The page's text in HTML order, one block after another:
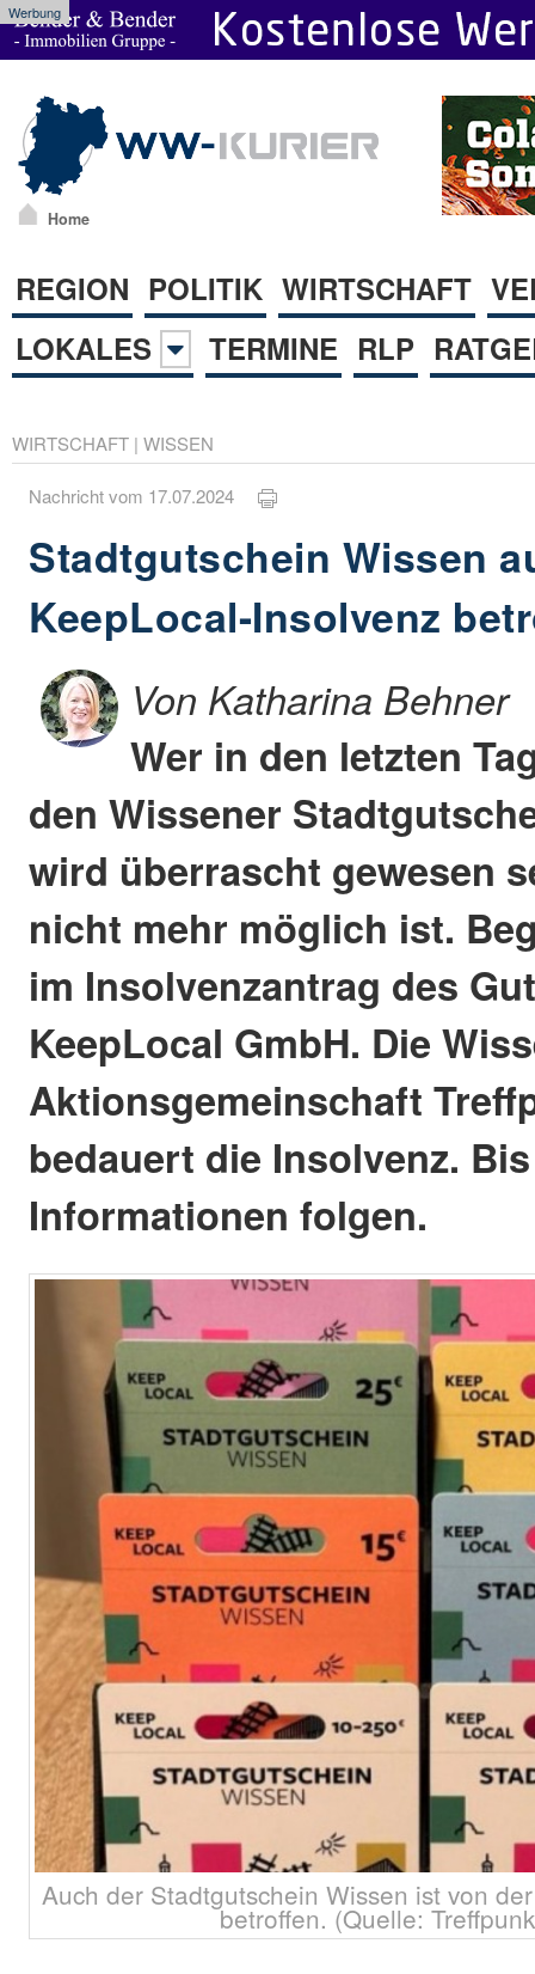
Werbung
Home
REGION POLITIK WIRTSCHAFT
LOKALES
TERMINE RLP
WIRTSCHAFT | WISSEN
Nachricht vom 17.07.2024
Stadtgutschein Wissen
KeepLocal-Insolvenz
Von Katharina Behner
Wer in den letzten
den Wissener
wird überrascht gewesen
nicht mehr möglich ist.
im Insolvenzantrag des
KeepLocal GmbH. Die
Aktionsgemeinschaft
bedauert die Insolvenz.
Informationen folgen.
Auch der Stadtgutschein Wissen ist von
betroffen. (Quelle: